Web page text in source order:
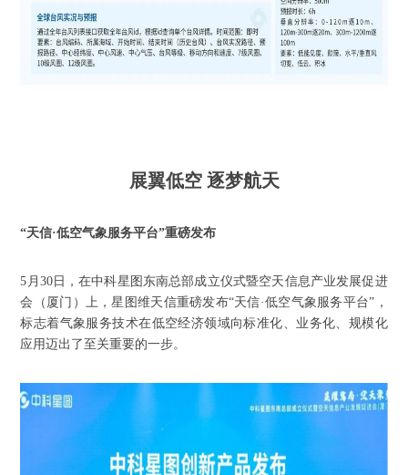
展翼低空 逐梦航天
“天信·低空气象服务平台”重磅发布
5月30日，在中科星图东南总部成立仪式暨空天信息产业发展促进
会（厦门）上，星图维天信重磅发布“天信·低空气象服务平台”，
标志着气象服务技术在低空经济领域向标准化、业务化、规模化
应用迈出了至关重要的一步。